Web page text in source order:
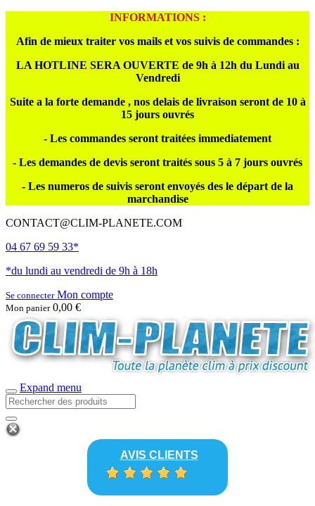
INFORMATIONS :
Afin de mieux traiter vos mails et vos suivis de commandes :
LA HOTLINE SERA OUVERTE de 9h à 12h du Lundi au
Vendredi
Suite a la forte demande , nos delais de livraison seront de 10 à
15 jours ouvrés
- Les commandes seront traitées immediatement
- Les demandes de devis seront traités sous 5 à 7 jours ouvrés
- Les numeros de suivis seront envoyés des le départ de la
marchandise
CONTACT@CLIM-PLANETE.COM
04 67 69 59 33*
*du lundi au vendredi de 9h à 18h
Se connecterMon compte
Mon panier 0,00 €
Expand menu
AVIS CLIENTS